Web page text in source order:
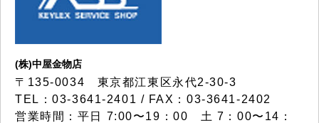
(株)中屋金物店
〒135-0034 東京都江東区永代2-30-3
TEL：03-3641-2401 / FAX：03-3641-2402
営業時間：平日 7:00〜19：00 土 7：00〜14：